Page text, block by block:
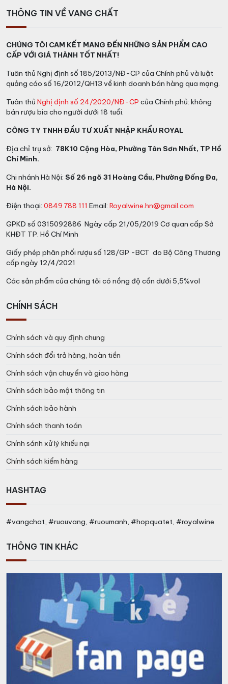
Đặc Điểm Của Rượu Clement Canne Bleue Rhum Blanc Agricole
Hương Vị Của Rượu Clement
Canne Bleue Rhum Blanc Agricole
Martinique
Màu sắc:rượu có màu trắng trong suốt, trong sáng
nhưng không hề nhạt nhòa. Màu sắc này thể hiện tính
tinh khiết và sự tươi mới của rhum. Khi đổ vào ly, rượu
có sự trôi chảy mượt mà và tạo ra một lớp màng
mỏng, thể hiện tính nhớt và độ đậm đà của nó.
Hương vị của Rượu là sự pha trộn tinh tế của
hương thảo mộc, hoa và trái cây. Bạn sẽ cảm nhận
được hương thơm mạnh mẽ của mía, cỏ mía tươi mát,
và một chút thanh mát từ cam quýt. Các hương thảo
mộc như cây lá, hạt tiêu và một chút gỗ sồi tạo nên sự
phức tạp và sâu sắc cho hương vị.
Chai rượu mạnh này có vị ngọt tự nhiên từ đường mía,
hòa quyện với vị cay nhẹ và hương trái cây tươi mát.
Độ mạnh mẽ và cân bằng của rượu giúp tạo nên một
miệng.
Giá Rượu Clement Canne Bleue
Rhum Blanc Agricole Martinique
Bao Nhiêu?
Trên thị trường, giá củaClement Canne Bleue Rhum
Blanc Agricole Martinique
khẩu chính hãng, dao động từ 800.000đ –
1.500.000đ, tùy thuộc vào thời điểm và tình hình thị
trường.
THÔNG TIN VỀ VANG CHẤT
CHÚNG TÔI CAM KẾT MANG ĐẾN NHỮNG SẢN PHẨM CAO
CẤP VỚI GIÁ THÀNH TỐT NHẤT!
Tuân thủ Nghị định số 185/2013/NĐ-CP của Chính phủ và luật
quảng cáo số 16/2012/QH13 về kinh doanh bán hàng qua mạng.
Tuân thủ Nghị định số 24/2020/NĐ-CP của Chính phủ: không
bán rượu bia cho người dưới 18 tuổi.
CÔNG TY TNHH ĐẦU TƯ XUẤT NHẬP KHẨU ROYAL
Địa chỉ trụ sở: 78K10 Cộng Hòa, Phường Tân Sơn Nhất, TP Hồ
Chí Minh.
Chi nhánh Hà Nội: Số 26 ngõ 31 Hoàng Cầu, Phường Đống Đa,
Hà Nội.
Điện thoại: 0849 788 111 Email: Royalwine.hn@gmail.com
GPKD số 0315092886 Ngày cấp 21/05/2019 Cơ quan cấp Sở
KHĐT TP. Hồ Chí Minh
Giấy phép phân phối rượu số 128/GP -BCT do Bộ Công Thương
cấp ngày 12/4/2021
Các sản phẩm của chúng tôi có nồng độ cồn dưới 5,5%vol
CHÍNH SÁCH
Chính sách và quy định chung
Chính sách đổi trả hàng, hoàn tiền
Chính sách vận chuyển và giao hàng
Chính sách bảo mật thông tin
Chính sách bảo hành
Chính sách thanh toán
Chính sánh xử lý khiếu nại
Chính sách kiểm hàng
HASHTAG
#vangchat, #ruouvang, #ruoumanh, #hopquatet, #royalwine
THÔNG TIN KHÁC